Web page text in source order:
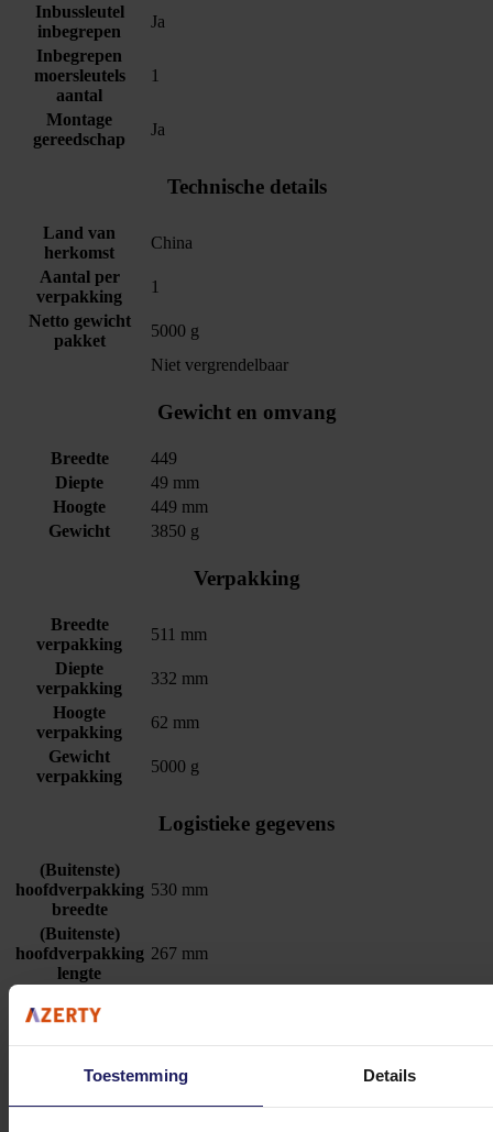
Toestemming Details
Inbussleutel
inbegrepen
Ja
Inbegrepen
moersleutels
aantal
1
Montage
gereedschap
Ja
Technische details
Land van
herkomst
China
Aantal per
verpakking
1
Netto gewicht
pakket
5000 g
Niet vergrendelbaar
Gewicht en omvang
Breedte
449
Diepte
49 mm
Hoogte
449 mm
Gewicht
3850 g
Verpakking
Breedte
verpakking
511 mm
Diepte
verpakking
332 mm
Hoogte
verpakking
62 mm
Gewicht
verpakking
5000 g
Logistieke gegevens
(Buitenste)
hoofdverpakking
breedte
530 mm
(Buitenste)
hoofdverpakking
lengte
267 mm
hoofdverpakking
hoofdverpakking
brutogewicht
20400 g